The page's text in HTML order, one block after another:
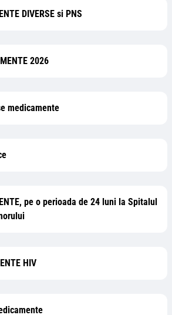
DIVERSE si PNS
2026
medicamente
pe o perioada de 24 luni la Spitalul
HIV